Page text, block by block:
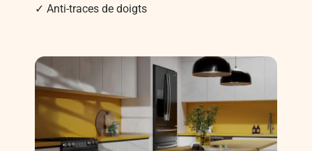
✓ Anti-traces de doigts